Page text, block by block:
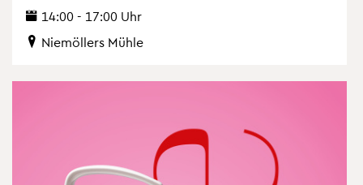
14:00 - 17:00 Uhr
Nie­möl­lers Mühle